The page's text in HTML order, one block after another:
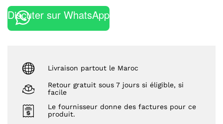
Discuter sur WhatsApp
Livraison partout le Maroc
Retour gratuit sous 7 jours si éligible, si
facile
Le fournisseur donne des factures pour ce
produit.